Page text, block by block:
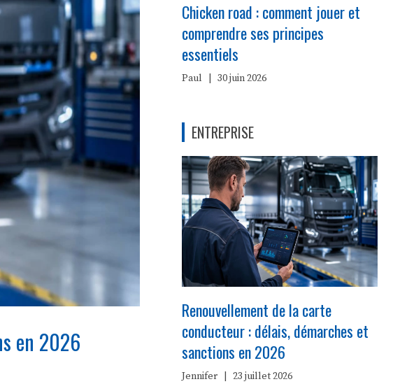
en 2026
Chicken road : comment jouer et
comprendre ses principes
essentiels
Paul 30 juin 2026
ENTREPRISE
Renouvellement de la carte
conducteur : délais, démarches et
sanctions en 2026
Jennifer 23 juillet 2026